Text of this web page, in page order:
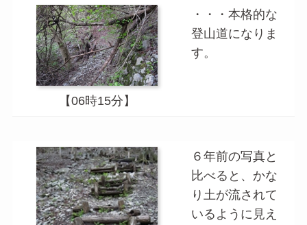
【06時15分】
・・・本格的な
登山道になりま
す。
６年前の写真と
比べると、かな
り土が流されて
いるように見え